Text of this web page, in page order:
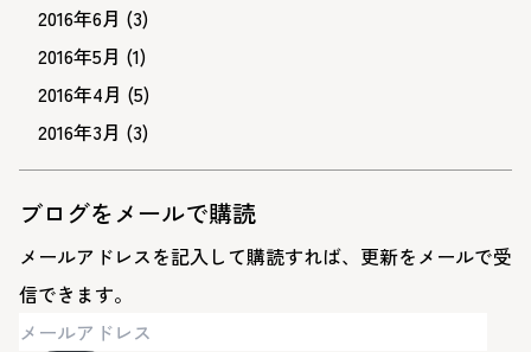
2016年6月 (3)
2016年5月 (1)
2016年4月 (5)
2016年3月 (3)
ブログをメールで購読
メールアドレスを記入して購読すれば、更新をメールで受
信できます。
メ